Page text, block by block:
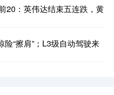
20：英伟达结束五连跌，黄
“擦肩”；L3级自动驾驶来